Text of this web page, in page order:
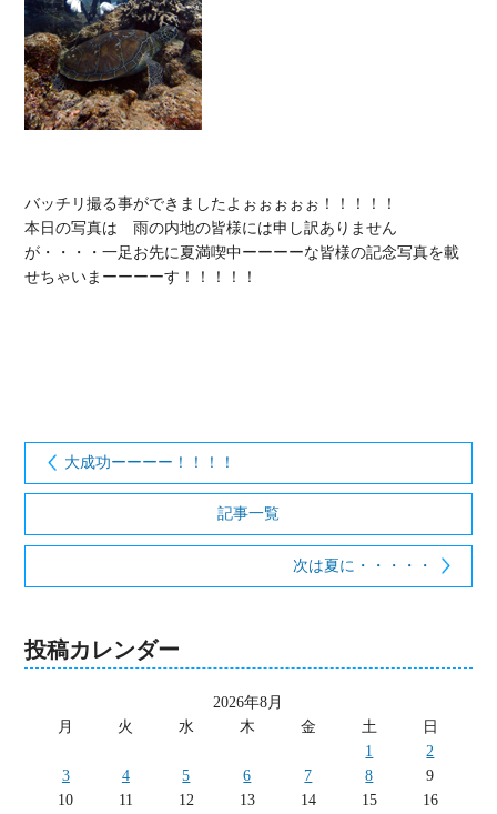
バッチリ撮る事ができましたよぉぉぉぉぉ！！！！！
本日の写真は　雨の内地の皆様には申し訳ありません
が・・・・一足お先に夏満喫中ーーーーな皆様の記念写真を載
せちゃいまーーーーす！！！！！
大成功ーーーー！！！！
記事一覧
次は夏に・・・・・
投稿カレンダー
2026年8月
月
火 水 木 金 土
日
1
2
3
4 5 6 7 8
9
10
11 12 13 14 15
16